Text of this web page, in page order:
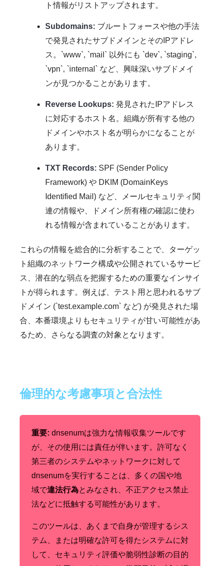
ト情報がリストアップされます。
Subdomains: ブルートフォースや他の手法
で発見されたサブドメインとそのIPアドレ
ス。`www`, `mail` 以外にも `dev`, `staging`,
`vpn`, `internal` など、興味深いサブドメイ
ンが見つかることがあります。
Reverse Lookups: 発見されたIPアドレス
に対応するホスト名。組織が所有する他の
ドメインやホスト名が明らかになることが
あります。
TXT Records: SPF (Sender Policy
Framework) や DKIM (DomainKeys
Identified Mail) など、メールセキュリティ関
連の情報や、ドメイン所有権の確認に使わ
れる情報が含まれていることがあります。
これらの情報を総合的に分析することで、ターゲッ
ト組織のネットワーク構成や公開されているサービ
ス、潜在的な弱点を把握するための重要なインサイ
トが得られます。例えば、テスト用と思われるサブ
ドメイン (`test.example.com` など) が発見された場
合、本番環境よりもセキュリティが甘い可能性があ
るため、さらなる調査の対象となります。
倫理的な考慮事項と合法性
重要: dnsenumは強力な情報収集ツールです
が、その使用には責任が伴います。許可なく
第三者のシステムやネットワークに対して
dnsenumを実行することは、多くの国や地
域で違法行為とみなされ、不正アクセス禁止
法などに抵触する可能性があります。
このツールは、あくまで自身が管理するシス
テム、または明確な許可を得たシステムに対
して、セキュリティ評価や脆弱性診断の目的